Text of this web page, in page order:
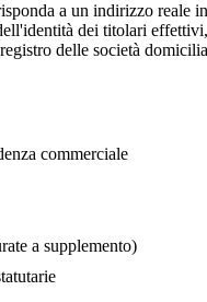
a un indirizzo
dei titolari
delle società
commerciale
a supplemento)